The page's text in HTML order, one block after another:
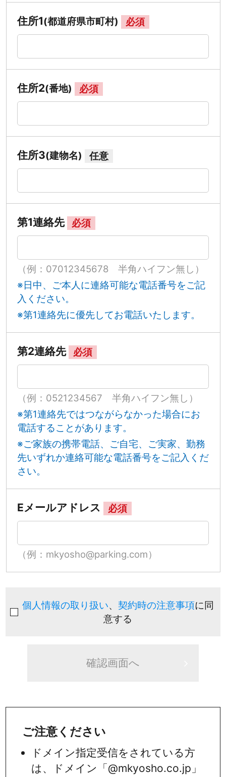
住所1(都道府県市町村) 必須
住所2(番地) 必須
住所3(建物名) 任意
第1連絡先 必須
（例：07012345678 半角ハイフン無し）
※日中、ご本人に連絡可能な電話番号をご記
入ください。
※第1連絡先に優先してお電話いたします。
第2連絡先 必須
（例：0521234567 半角ハイフン無し）
※第1連絡先ではつながらなかった場合にお
電話することがあります。
※ご家族の携帯電話、ご自宅、ご実家、勤務
先いずれか連絡可能な電話番号をご記入くだ
さい。
Eメールアドレス 必須
（例：mkyosho@parking.com）
個人情報の取り扱い、 契約時の注意事項に同
意する
ご注意ください
ドメイン指定受信をされている方
は、ドメイン「@mkyosho.co.jp」